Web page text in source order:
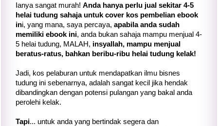
Ianya sangat murah! Anda hanya perlu jual sekitar 4-5
helai tudung sahaja untuk cover kos pembelian ebook
ini, yang mana, saya percaya, apabila anda sudah
memiliki ebook ini, anda bukan sahaja mampu menjual 4-
5 helai tudung, MALAH, insyallah, mampu menjual
beratus-ratus, bahkan beribu-ribu helai tudung kelak!
Jadi, kos pelaburan untuk mendapatkan ilmu bisnes
tudung ini sebenarnya, adalah sangat kecil jika hendak
dibandingkan dengan potensi pulangan yang bakal anda
perolehi kelak.
Tapi... untuk anda yang bertindak segera dan